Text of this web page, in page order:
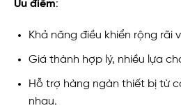
Ưu điểm:
Khả năng điều khiển rộng rãi
Giá thành hợp lý, nhiều lựa
Hỗ trợ hàng ngàn thiết bị từ
nhau.